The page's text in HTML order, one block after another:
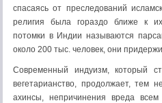
спасаясь от преследований
религия была гораздо ближе к
потомки в Индии называются
около 200 тыс. человек, они
Современный индуизм, который
вегетарианство, продолжает, тем
ахинсы, непричинения вреда